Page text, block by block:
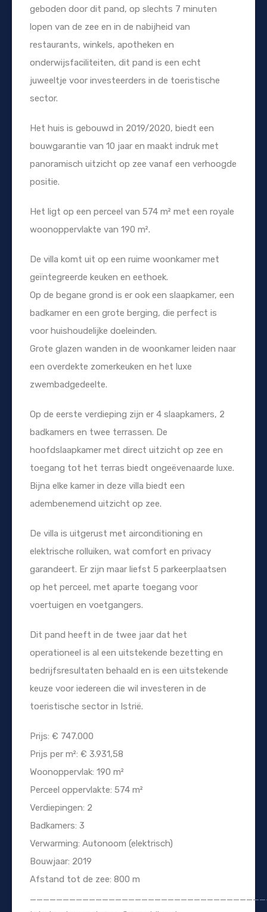
geboden door dit pand, op slechts 7 minuten
lopen van de zee en in de nabijheid van
restaurants, winkels, apotheken en
onderwijsfaciliteiten, dit pand is een echt
juweeltje voor investeerders in de toeristische
sector.
Het huis is gebouwd in 2019/2020, biedt een
bouwgarantie van 10 jaar en maakt indruk met
panoramisch uitzicht op zee vanaf een verhoogde
positie.
Het ligt op een perceel van 574 m² met een royale
woonoppervlakte van 190 m².
De villa komt uit op een ruime woonkamer met
geïntegreerde keuken en eethoek.
Op de begane grond is er ook een slaapkamer, een
badkamer en een grote berging, die perfect is
voor huishoudelijke doeleinden.
Grote glazen wanden in de woonkamer leiden naar
een overdekte zomerkeuken en het luxe
zwembadgedeelte.
Op de eerste verdieping zijn er 4 slaapkamers, 2
badkamers en twee terrassen. De
hoofdslaapkamer met direct uitzicht op zee en
toegang tot het terras biedt ongeëvenaarde luxe.
Bijna elke kamer in deze villa biedt een
adembenemend uitzicht op zee.
De villa is uitgerust met airconditioning en
elektrische rolluiken, wat comfort en privacy
garandeert. Er zijn maar liefst 5 parkeerplaatsen
op het perceel, met aparte toegang voor
voertuigen en voetgangers.
Dit pand heeft in de twee jaar dat het
operationeel is al een uitstekende bezetting en
bedrijfsresultaten behaald en is een uitstekende
keuze voor iedereen die wil investeren in de
toeristische sector in Istrië.
Prijs: € 747.000
Prijs per m²: € 3.931,58
Woonoppervlak: 190 m²
Perceel oppervlakte: 574 m²
Verdiepingen: 2
Badkamers: 3
Verwarming: Autonoom (elektrisch)
Bouwjaar: 2019
Afstand tot de zee: 800 m